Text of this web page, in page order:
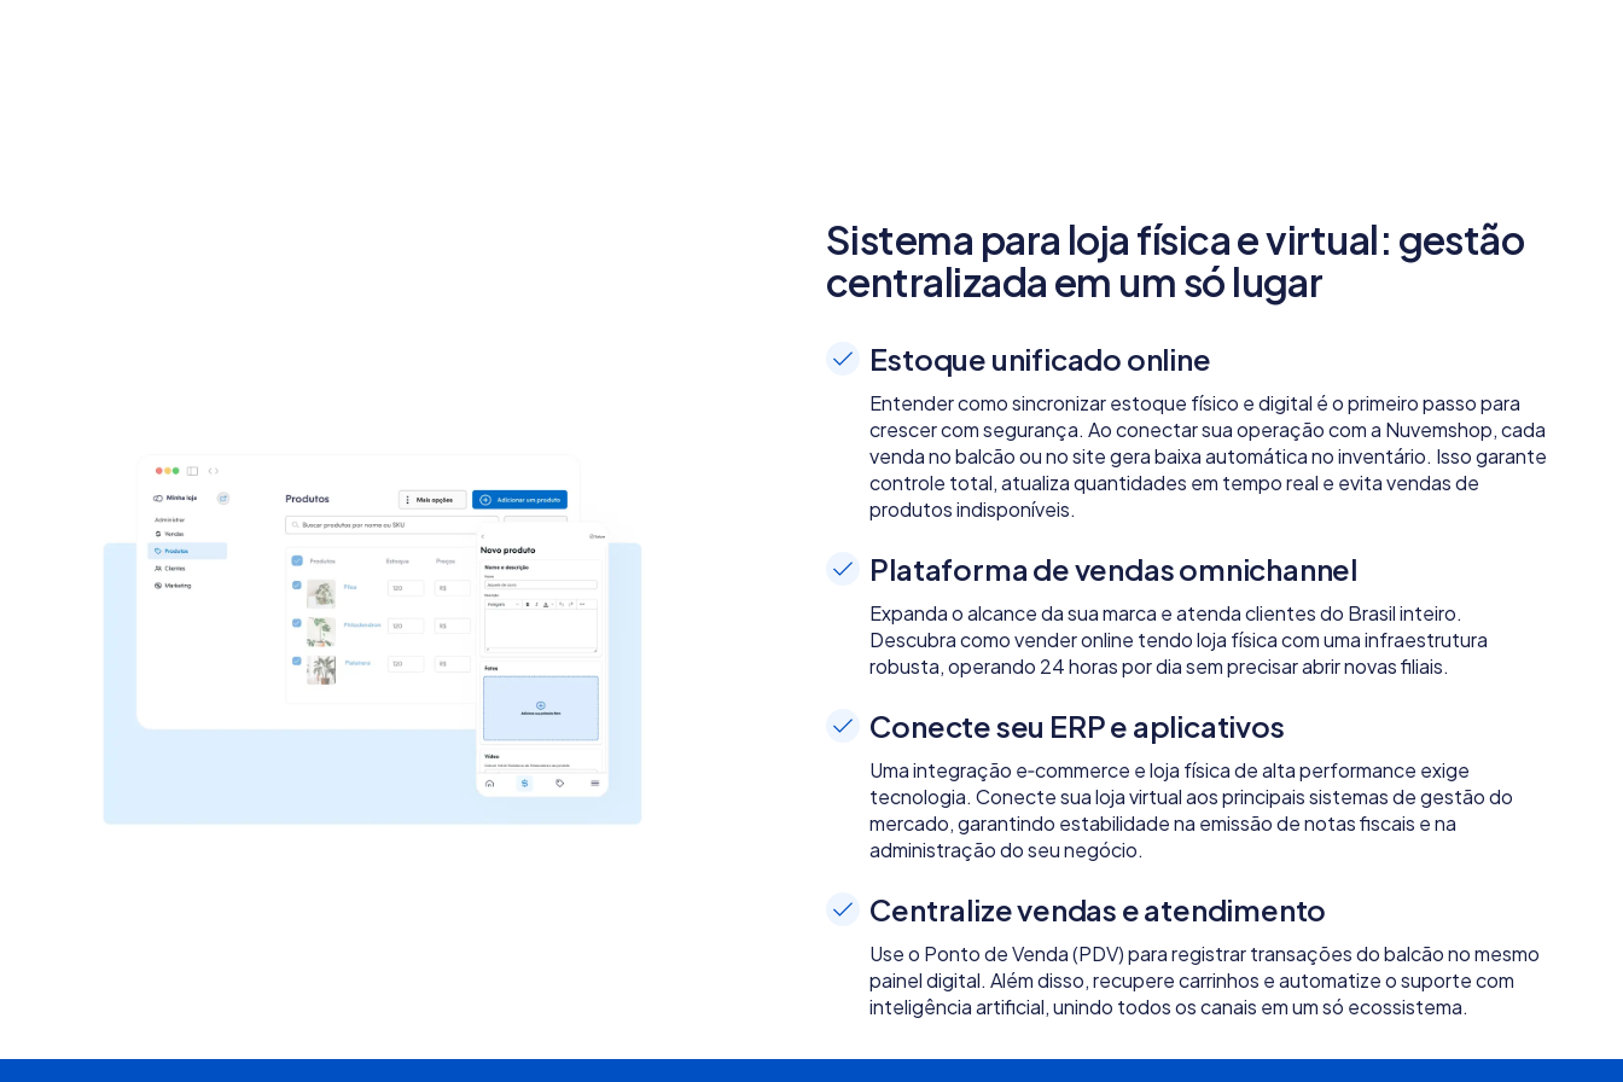
Sistema para loja física e virtual: gestão
centralizada em um só lugar
Estoque unificado online
Entender como sincronizar estoque físico e digital é o primeiro passo para
crescer com segurança. Ao conectar sua operação com a Nuvemshop, cada
venda no balcão ou no site gera baixa automática no inventário. Isso garante
controle total, atualiza quantidades em tempo real e evita vendas de
produtos indisponíveis.
Plataforma de vendas omnichannel
Expanda o alcance da sua marca e atenda clientes do Brasil inteiro.
Descubra como vender online tendo loja física com uma infraestrutura
robusta, operando 24 horas por dia sem precisar abrir novas filiais.
Conecte seu ERP e aplicativos
Uma integração e‑commerce e loja física de alta performance exige
tecnologia. Conecte sua loja virtual aos principais sistemas de gestão do
mercado, garantindo estabilidade na emissão de notas fiscais e na
administração do seu negócio.
Centralize vendas e atendimento
Use o Ponto de Venda (PDV) para registrar transações do balcão no mesmo
painel digital. Além disso, recupere carrinhos e automatize o suporte com
inteligência artificial, unindo todos os canais em um só ecossistema.